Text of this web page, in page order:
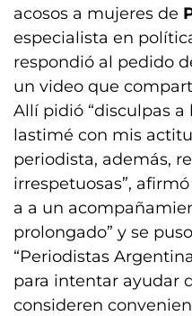
acosos a mujeres de
especialista en
respondió al pedido
un video que
Allí pidió “disculpas
lastimé con mis
periodista, además,
irrespetuosas”,
a a un
prolongado” y se
“Periodistas
para intentar ayudar
consideren